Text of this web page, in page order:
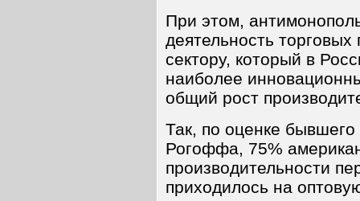
При этом,
деятельность
сектору, который в
наиболее
общий рост
Так, по оценке
Рогоффа, 75%
производительности
приходилось на